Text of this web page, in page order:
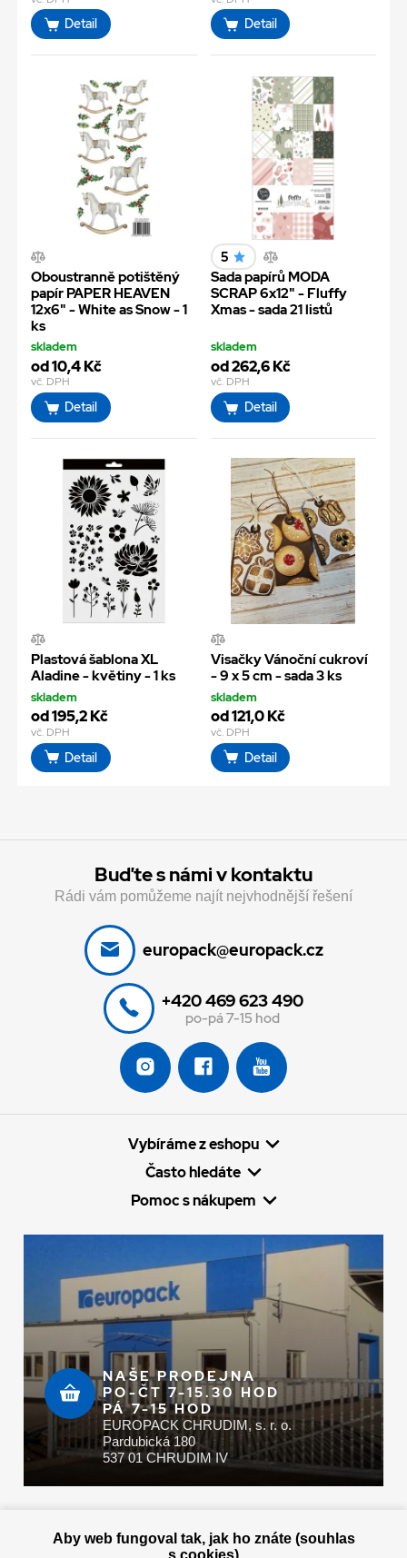
Detail Detail
Oboustranně potištěný
papír PAPER HEAVEN
12x6" - White as Snow - 1
ks
skladem
od 10,4 Kč
vč. DPH
Detail
5
Sada papírů MODA
SCRAP 6x12" - Fluffy
Xmas - sada 21 listů
skladem
od 262,6 Kč
vč. DPH
Detail
Plastová šablona XL
Aladine - květiny - 1 ks
skladem
od 195,2 Kč
vč. DPH
Detail
Visačky Vánoční cukroví
- 9 x 5 cm - sada 3 ks
skladem
od 121,0 Kč
vč. DPH
Detail
Buďte s námi v kontaktu
Rádi vám pomůžeme najít nejvhodnější řešení
europack@europack.cz
+420 469 623 490
po-pá 7-15 hod
Vybíráme z eshopu
Často hledáte
Pomoc s nákupem
NAŠE PRODEJNA
PO-ČT 7-15.30 HOD
PÁ 7-15 HOD
EUROPACK CHRUDIM, s. r. o.
Pardubická 180
537 01 CHRUDIM IV
Aby web fungoval tak, jak ho znáte (souhlas
s cookies)